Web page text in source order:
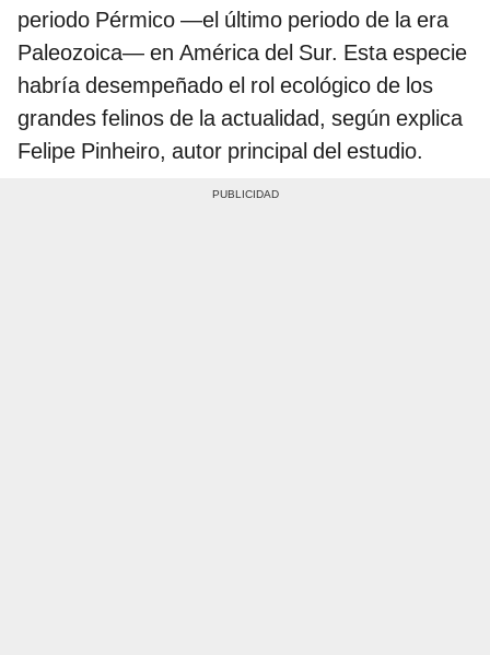
periodo Pérmico —el último periodo de la era
Paleozoica— en América del Sur. Esta especie
habría desempeñado el rol ecológico de los
grandes felinos de la actualidad, según explica
Felipe Pinheiro, autor principal del estudio.